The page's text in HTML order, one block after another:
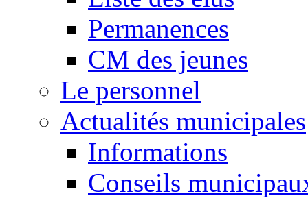
Permanences
CM des jeunes
Le personnel
Actualités municipales
Informations
Conseils